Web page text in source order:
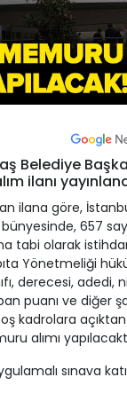
Belediye
ilanı
ilana göre,
657
tabi olarak
Yönetmeliği
derecesi, adedi,
puanı ve diğer
kadrolara
alımı
sınava